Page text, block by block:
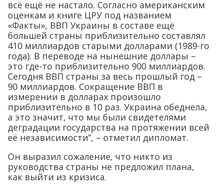
всё ещё не настало. Согласно американским
оценкам и книге ЦРУ под названием
«Факты», ВВП Украины в составе ещё
большей страны приблизительно составлял
410 миллиардов старыми долларами (1989-го
года). В переводе на нынешние доллары –
это где-то приблизительно 900 миллиардов.
Сегодня ВВП страны за весь прошлый год –
90 миллиардов. Сокращение ВВП в
измерении в долларах произошло
приблизительно в 10 раз. Украина обеднела,
а это значит, что мы были свидетелями
деградации государства на протяжении всей
её независимости”, – отметил дипломат.
Он выразил сожаление, что никто из
руководства страны не предложил плана,
как выйти из кризиса.